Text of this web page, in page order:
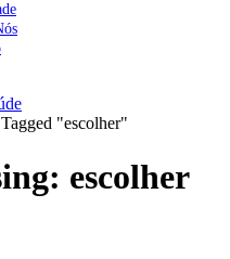
"escolher"
escolher